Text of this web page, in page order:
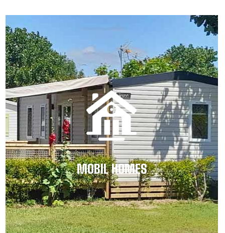
MOBIL HOMES